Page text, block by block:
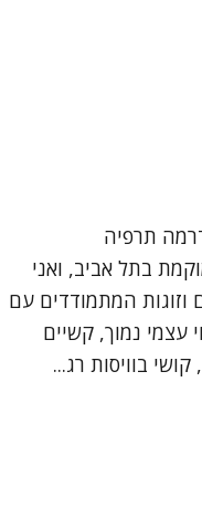
תרפיה
בתל אביב, ואני
וזוגות המתמודדים עם
עצמי נמוך, קשיים
בוויסות רג...